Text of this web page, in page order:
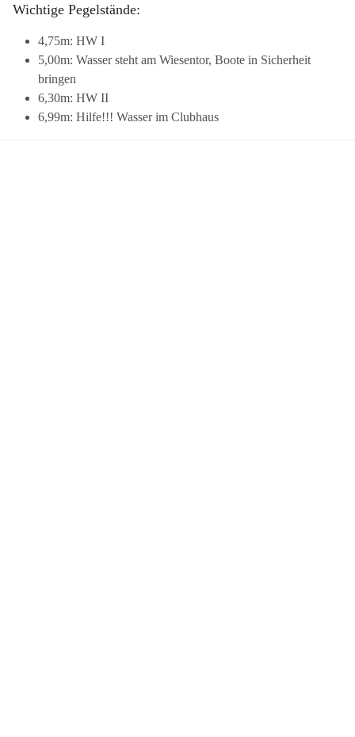
Wichtige Pegelstände:
4,75m: HW I
5,00m: Wasser steht am Wiesentor, Boote in Sicherheit
bringen
6,30m: HW II
6,99m: Hilfe!!! Wasser im Clubhaus